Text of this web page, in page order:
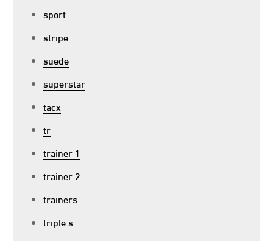
sport
stripe
suede
superstar
tacx
tr
trainer 1
trainer 2
trainers
triple s